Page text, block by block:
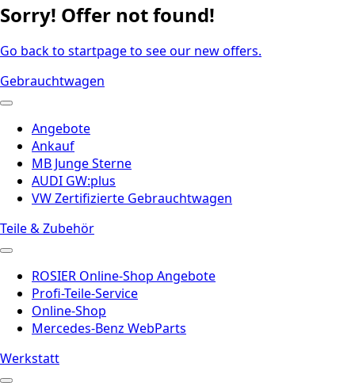
Sorry! Offer not found!
Go back to startpage to see our new offers.
Gebrauchtwagen
Angebote
Ankauf
MB Junge Sterne
AUDI GW:plus
VW Zertifizierte Gebrauchtwagen
Teile & Zubehör
ROSIER Online-Shop Angebote
Profi-Teile-Service
Online-Shop
Mercedes-Benz WebParts
Werkstatt